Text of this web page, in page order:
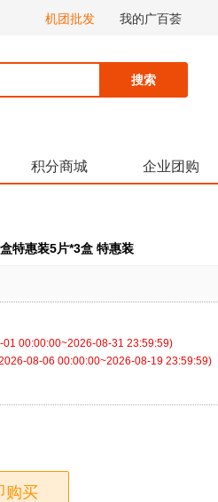
机团批发 我的广百荟
搜索
积分商城 企业团购
特惠装5片*3盒 特惠装
00:00:00~2026-08-31 23:59:59)
08-06 00:00:00~2026-08-19 23:59:59)
购买